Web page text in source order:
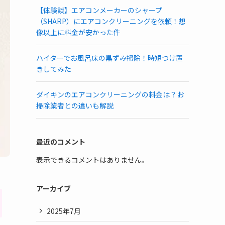
【体験談】エアコンメーカーのシャープ
（SHARP）にエアコンクリーニングを依頼！想
像以上に料金が安かった件
ハイターでお風呂床の黒ずみ掃除！時短つけ置
きしてみた
ダイキンのエアコンクリーニングの料金は？お
掃除業者との違いも解説
最近のコメント
表示できるコメントはありません。
アーカイブ
2025年7月